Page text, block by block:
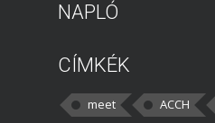
NAPLÓ
CÍMKÉK
meet ACCH